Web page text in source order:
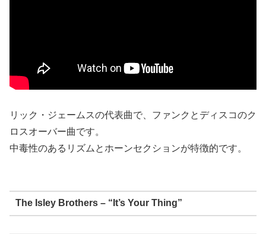
リック・ジェームスの代表曲で、ファンクとディスコのク
ロスオーバー曲です。
中毒性のあるリズムとホーンセクションが特徴的です。
The Isley Brothers – “It’s Your Thing”